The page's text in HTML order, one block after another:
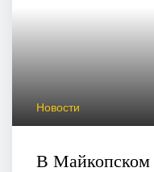
Новости
В Майкопском